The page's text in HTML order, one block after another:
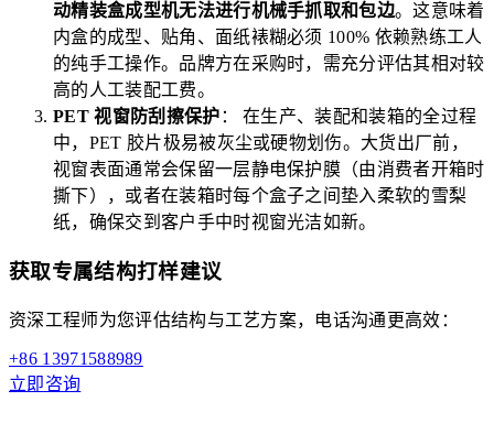
动精装盒成型机无法进行机械手抓取和包边。这意味着
内盒的成型、贴角、面纸裱糊必须 100% 依赖熟练工人
的纯手工操作。品牌方在采购时，需充分评估其相对较
高的人工装配工费。
PET 视窗防刮擦保护 ： 在生产、装配和装箱的全过程
中，PET 胶片极易被灰尘或硬物划伤。大货出厂前，
视窗表面通常会保留一层静电保护膜（由消费者开箱时
撕下），或者在装箱时每个盒子之间垫入柔软的雪梨
纸，确保交到客户手中时视窗光洁如新。
获取专属结构打样建议
资深工程师为您评估结构与工艺方案，电话沟通更高效：
+86 13971588989
立即咨询